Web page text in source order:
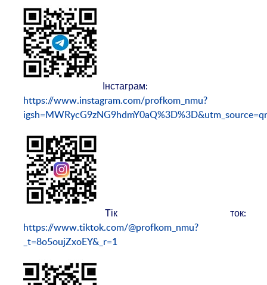
Інстаграм:
https://www.instagram.com/profkom_nmu?
Тік ток:
https://www.tiktok.com/@profkom_nmu?
_t=8o5oujZxoEY&_r=1